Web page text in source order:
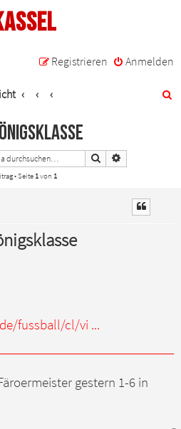
Anmelden
Registrieren
Suche
• Seite 1von 1
fussball/cl/vi ...
gestern 1-6 in